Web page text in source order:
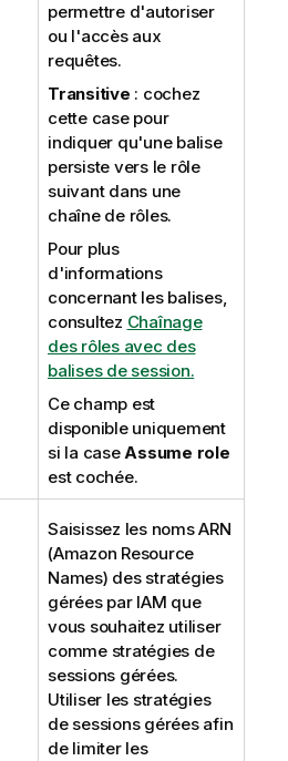
permettre d'autoriser
ou l'accès aux
requêtes.
Transitive : cochez
cette case pour
indiquer qu'une balise
persiste vers le rôle
suivant dans une
chaîne de rôles.
Pour plus
d'informations
concernant les balises,
consultez Chaînage
des rôles avec des
balises de session.
Ce champ est
disponible uniquement
si la caseAssume role
est cochée.
Saisissez les noms ARN
(Amazon Resource
Names) des stratégies
gérées par IAM que
vous souhaitez utiliser
comme stratégies de
sessions gérées.
Utiliser les stratégies
de sessions gérées afin
de limiter les